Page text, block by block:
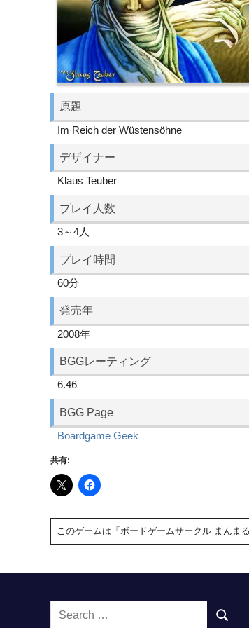
原題
Im Reich der Wüstensöhne
デザイナー
Klaus Teuber
プレイ人数
3～4人
プレイ時間
60分
発売年
2008年
BGGレーティング
6.46
BGG Page
Boardgame Geek
共有:
このゲームは「ボードゲームサークル まんま
Search
SEARCH